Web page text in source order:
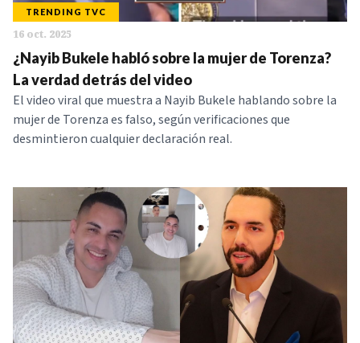
TRENDING TVC
16 oct. 2025
¿Nayib Bukele habló sobre la mujer de Torenza?
La verdad detrás del video
El video viral que muestra a Nayib Bukele hablando sobre la
mujer de Torenza es falso, según verificaciones que
desmintieron cualquier declaración real.